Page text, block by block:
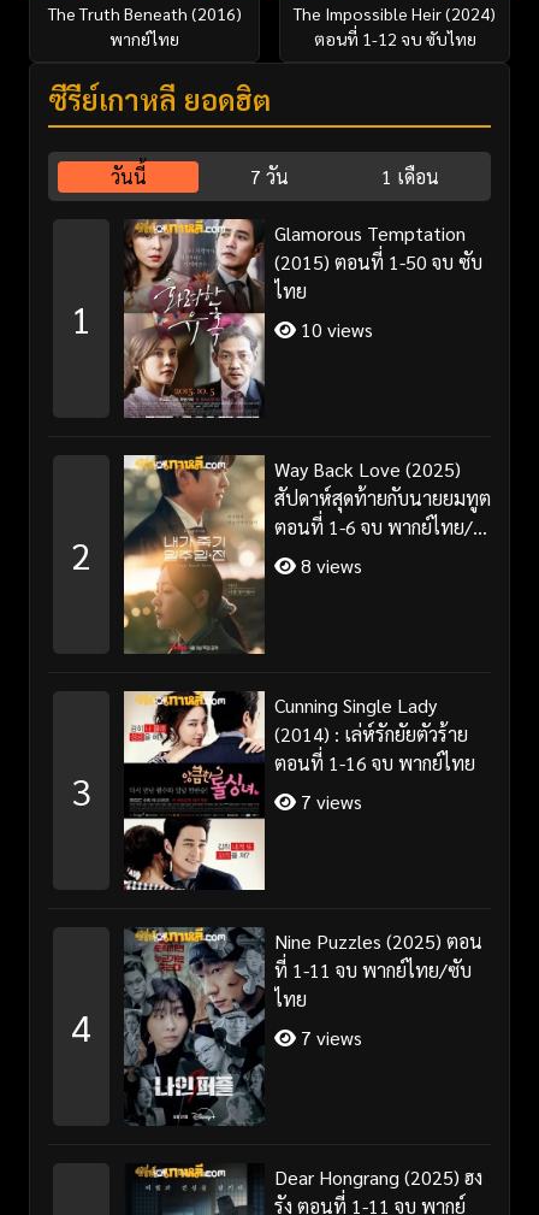
The Truth Beneath (2016)
พากย์ไทย
The Impossible Heir (2024)
ตอนที่ 1-12 จบ ซับไทย
ซีรี่ย์เกาหลี ยอดฮิต
วันนี้ 7 วัน 1 เดือน
1
Glamorous Temptation
(2015) ตอนที่ 1-50 จบ ซับ
ไทย
10 views
2
Way Back Love (2025)
สัปดาห์สุดท้ายกับนายยมทูต
ตอนที่ 1-6 จบ พากย์ไทย/
ซับไทย
8 views
3
Cunning Single Lady
(2014) : เล่ห์รักยัยตัวร้าย
ตอนที่ 1-16 จบ พากย์ไทย
7 views
4
Nine Puzzles (2025) ตอน
ที่ 1-11 จบ พากย์ไทย/ซับ
ไทย
7 views
Dear Hongrang (2025) ฮง
รัง ตอนที่ 1-11 จบ พากย์